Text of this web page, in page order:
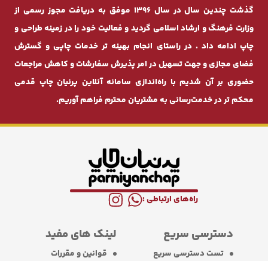
گذشت چندیـن سال در سال 1396 موفق به دریافت مجوز رسمی از
وزارت فرهنگ و ارشاد اسلامی گردید و فعالیت خود را در زمینه طراحی و
چاپ ادامه داد . در راستای انجام بهینه ‌تر خدمات چاپی و گسترش
فضای مجازی و جهت تسهیل در امر پذیرش سفارشات و کاهش مراجعات
حضوری بر آن شدیم با راه‌اندازی سامانه آنلاین پرنیان ‌چاپ قدمی
محکم ‌تر در خدمت‌رسانی به مشتریان محترم فراهم آوریم.
راه‌های ارتباطی :
دسترسی سریع
تست دسترسی سریع
لینک های مفید
قوانین و مقررات